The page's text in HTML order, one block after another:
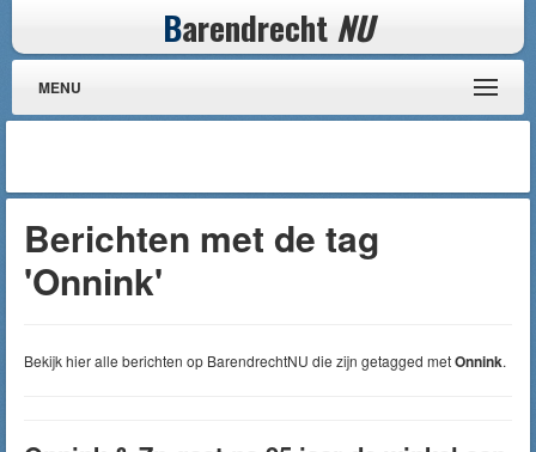
Barendrecht NU
MENU
Berichten met de tag
'Onnink'
Bekijk hier alle berichten op BarendrechtNU die zijn getagged metOnnink.